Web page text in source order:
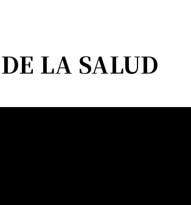
LA SALUD